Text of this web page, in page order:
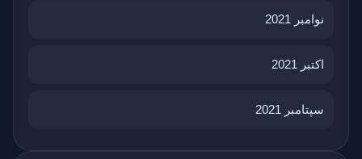
نوامبر 2021
اکتبر 2021
سپتامبر 2021